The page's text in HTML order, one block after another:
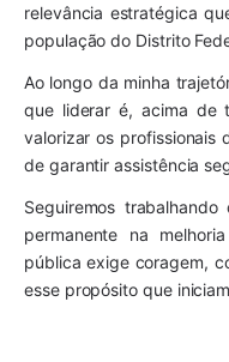
relevância estratégica
população do Distrito
Ao longo da minha
que liderar é, acima de
valorizar os profissionais
de garantir assistência
Seguiremos
permanente na
pública exige coragem,
esse propósito que